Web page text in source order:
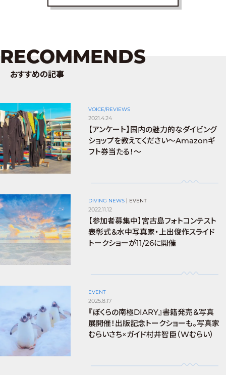
RECOMMENDS
おすすめの記事
VOICE/REVIEWS
2021.4.24
【アンケート】国内の魅力的なダイビング
ショップを教えてください〜Amazonギ
フト券当たる！〜
DIVING NEWS EVENT
2022.11.12
【参加者募集中】宮古島フォトコンテスト
表彰式＆水中写真家・上出俊作スライド
トークショーが11/26に開催
EVENT
2025.8.17
『ぼくらの南極DIARY』書籍発売＆写真
展開催！出版記念トークショーも。写真家
むらいさち×ガイド村井智臣（Wむらい）